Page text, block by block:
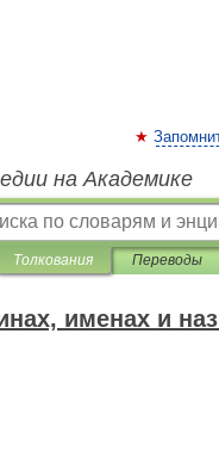
на Академике
Толкования Переводы
именах и